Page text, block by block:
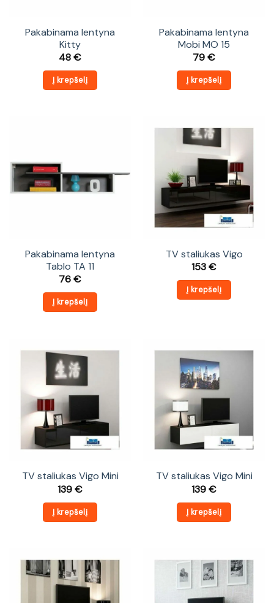
Pakabinama lentyna
Kitty
48€
Į krepšelį
Pakabinama lentyna
Mobi MO 15
79€
Į krepšelį
Pakabinama lentyna
Tablo TA 11
76€
Į krepšelį
TV staliukas Vigo
153€
Į krepšelį
TV staliukas Vigo Mini
139€
Į krepšelį
TV staliukas Vigo Mini
139€
Į krepšelį